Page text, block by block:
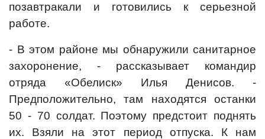
позавтракали и готовились к серьезной
работе.
- В этом районе мы обнаружили санитарное
захоронение, - рассказывает командир
отряда «Обелиск» Илья Денисов. -
Предположительно, там находятся останки
50 - 70 солдат. Поэтому предстоит поднять
их. Взяли на этот период отпуска. К нам